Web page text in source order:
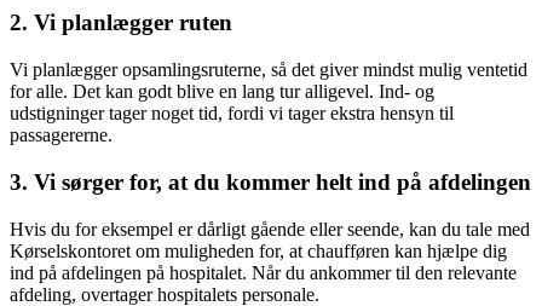
2. Vi planlægger ruten
Vi planlægger opsamlingsruterne, så det giver mindst mulig ventetid
for alle. Det kan godt blive en lang tur alligevel. Ind- og
udstigninger tager noget tid, fordi vi tager ekstra hensyn til
passagererne.
3. Vi sørger for, at du kommer helt ind på afdelingen
Hvis du for eksempel er dårligt gående eller seende, kan du tale med
Kørselskontoret om muligheden for, at chaufføren kan hjælpe dig
ind på afdelingen på hospitalet. Når du ankommer til den relevante
afdeling, overtager hospitalets personale.